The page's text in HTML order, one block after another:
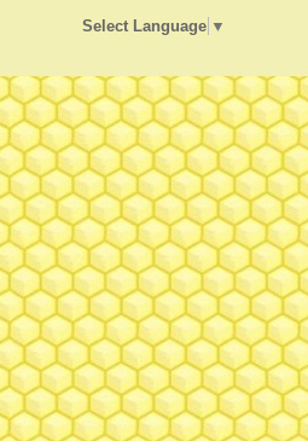
Select Language ▼